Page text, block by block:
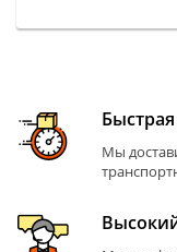
Мы